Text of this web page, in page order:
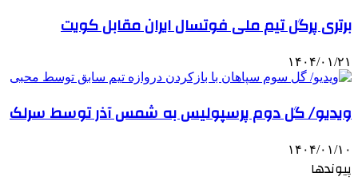
برتری پرگل تیم ملی فوتسال ایران مقابل کویت
۱۴۰۴/۰۱/۲۱
ویدیو/ گل دوم پرسپولیس به شمس آذر توسط سرلک
۱۴۰۴/۰۱/۱۰
پیوندها